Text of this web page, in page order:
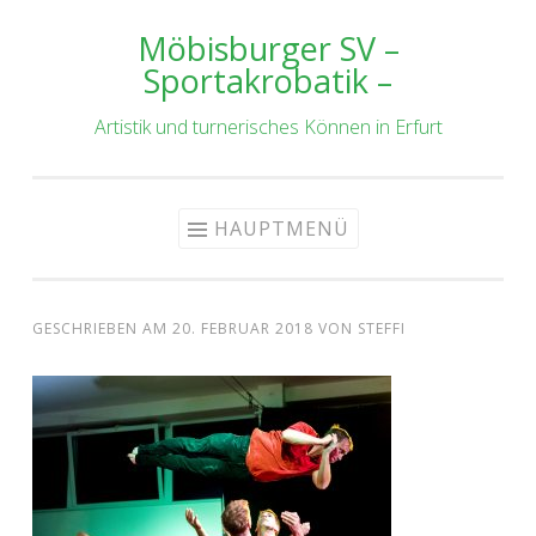
Möbisburger SV –
Sportakrobatik –
Artistik und turnerisches Können in Erfurt
HAUPTMENÜ
GESCHRIEBEN AM 20. FEBRUAR 2018 VON STEFFI